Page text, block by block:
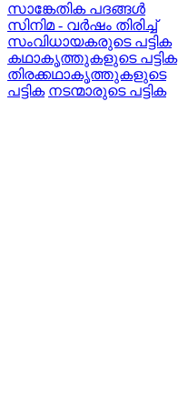
സാങ്കേതിക പദങ്ങള്‍
സിനിമ - വര്‍ഷം തിരിച്ച്
സംവിധായകരുടെ പട്ടിക
കഥാകൃത്തുകളുടെ പട്ടിക
തിരക്കഥാകൃത്തുകളുടെ
പട്ടിക നടന്മാരുടെ പട്ടിക